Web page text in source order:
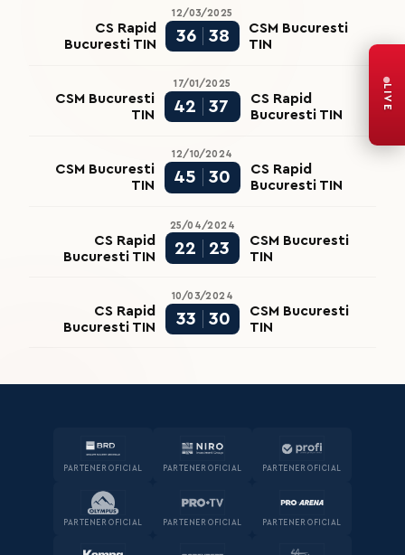
12/03/2025
CS Rapid
Bucuresti TIN
36 38
CSM Bucuresti
TIN
17/01/2025
CSM Bucuresti
TIN
42 37
CS Rapid
Bucuresti TIN
12/10/2024
CSM Bucuresti
TIN
45 30
CS Rapid
Bucuresti TIN
25/04/2024
CS Rapid
Bucuresti TIN
22 23
CSM Bucuresti
TIN
10/03/2024
CS Rapid
Bucuresti TIN
33 30
CSM Bucuresti
TIN
PARTENER OFICIAL PARTENER OFICIAL PARTENER OFICIAL
PARTENER OFICIAL PARTENER OFICIAL PARTENER OFICIAL
LIVE